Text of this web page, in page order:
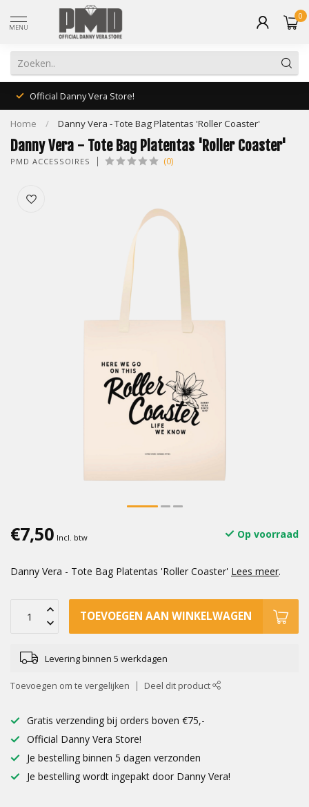
MENU
0
Official Danny Vera Store!
Home / Danny Vera - Tote Bag Platentas 'Roller Coaster'
Danny Vera - Tote Bag Platentas 'Roller Coaster'
PMD ACCESSOIRES (0)
€7,50 Incl. btw Op voorraad
Danny Vera - Tote Bag Platentas 'Roller Coaster' Lees meer.
TOEVOEGEN AAN WINKELWAGEN
Levering binnen 5 werkdagen
Toevoegen om te vergelijken Deel dit product
Gratis verzending bij orders boven €75,-
Official Danny Vera Store!
Je bestelling binnen 5 dagen verzonden
Je bestelling wordt ingepakt door Danny Vera!